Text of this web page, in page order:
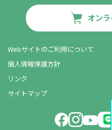
オン
Webサイトのご利用について
個人情報保護方針
リンク
サイトマップ